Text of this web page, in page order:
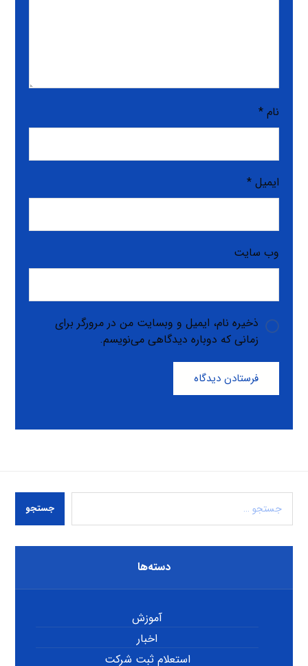
نام*
ایمیل*
وب‌ سایت
ذخیره نام، ایمیل و وبسایت من در مرورگر برای
زمانی که دوباره دیدگاهی می‌نویسم.
فرستادن دیدگاه
جستجو
دسته‌ها
آموزش
اخبار
استعلام ثبت شرکت